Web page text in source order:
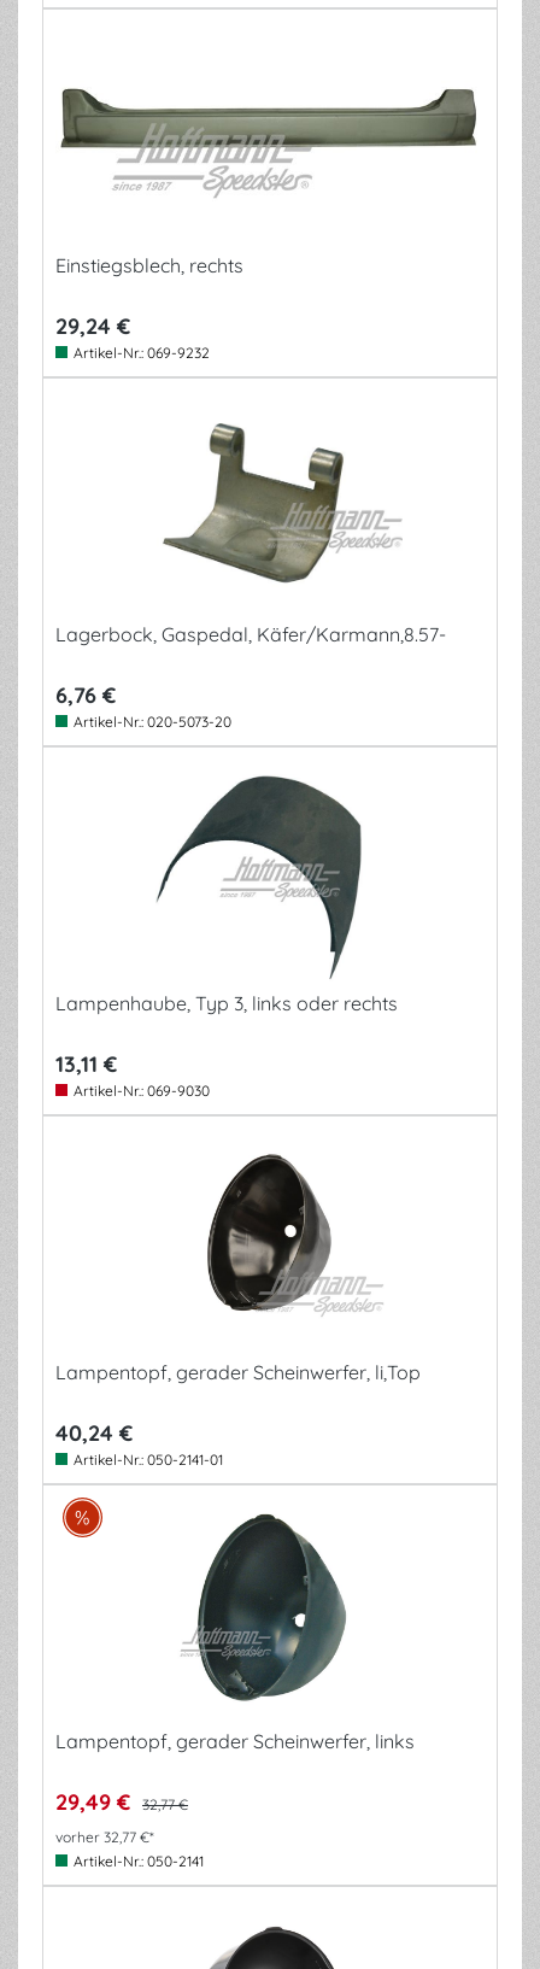
Einstiegsblech, rechts
29,24 €
Artikel-Nr.: 069-9232
Lagerbock, Gaspedal, Käfer/Karmann,8.57-
6,76 €
Artikel-Nr.: 020-5073-20
Lampenhaube, Typ 3, links oder rechts
13,11 €
Artikel-Nr.: 069-9030
Lampentopf, gerader Scheinwerfer, li,Top
40,24 €
Artikel-Nr.: 050-2141-01
Lampentopf, gerader Scheinwerfer, links
29,49 €
32,77 €
vorher 32,77 €*
Artikel-Nr.: 050-2141